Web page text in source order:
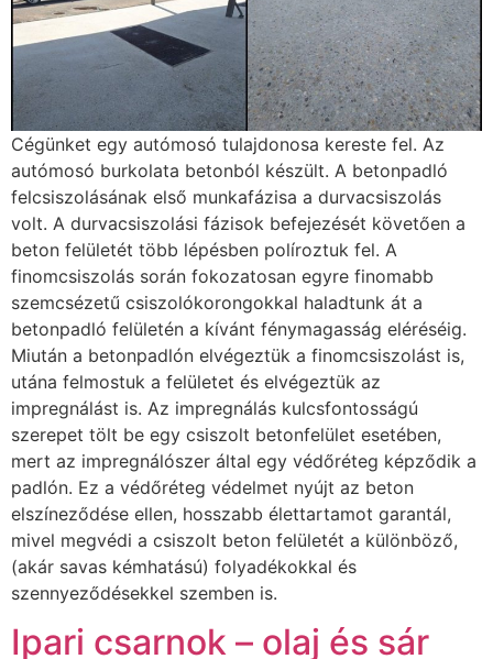
Cégünket egy autómosó tulajdonosa kereste fel. Az
autómosó burkolata betonból készült. A betonpadló
felcsiszolásának első munkafázisa a durvacsiszolás
volt. A durvacsiszolási fázisok befejezését követően a
beton felületét több lépésben políroztuk fel. A
finomcsiszolás során fokozatosan egyre finomabb
szemcsézetű csiszolókorongokkal haladtunk át a
betonpadló felületén a kívánt fénymagasság eléréséig.
Miután a betonpadlón elvégeztük a finomcsiszolást is,
utána felmostuk a felületet és elvégeztük az
impregnálást is. Az impregnálás kulcsfontosságú
szerepet tölt be egy csiszolt betonfelület esetében,
mert az impregnálószer által egy védőréteg képződik a
padlón. Ez a védőréteg védelmet nyújt az beton
elszíneződése ellen, hosszabb élettartamot garantál,
mivel megvédi a csiszolt beton felületét a különböző,
(akár savas kémhatású) folyadékokkal és
szennyeződésekkel szemben is.
Ipari csarnok – olaj és sár